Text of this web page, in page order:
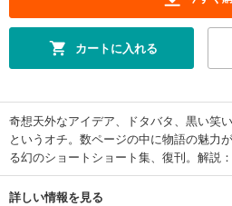
カートに入れる
奇想天外なアイデア、ドタバタ、黒い笑
というオチ。数ページの中に物語の魅力
る幻のショートショート集、復刊。解説
詳しい情報を見る